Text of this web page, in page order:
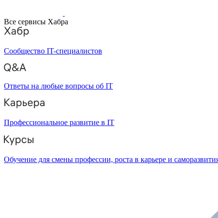
Все сервисы Хабра
Сообщество IT-специалистов
Ответы на любые вопросы об IT
Профессиональное развитие в IT
Обучение для смены профессии, роста в карьере и